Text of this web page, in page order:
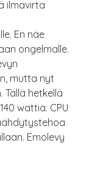
ilmavirta
En näe
ongelmalle.
mutta nyt
hetkellä
wattia. CPU
Emolevy